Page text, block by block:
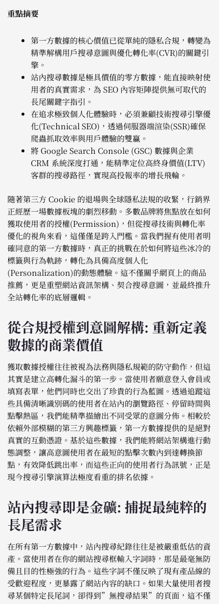
重點摘要
第一方數據的核心價值已從單純的隱私合規，轉變為
精準解構用戶搜尋意圖與優化轉化率(CVR)的關鍵引
擎。
站內搜尋數據是極具價值的零方數據，能直接映射使
用者的真實需求，為 SEO 內容矩陣提供無可取代的
長尾關鍵字指引。
在追求極致個人化體驗時，必須兼顧技術搜尋引擎優
化(Technical SEO)，透過伺服器端渲染(SSR)確保
爬蟲抓取效率與用戶體驗的雙贏。
將 Google Search Console (GSC) 數據與企業
CRM 系統深度打通，能精準定位高終身價值(LTV)
客群的搜尋路徑，實現高投報率的增長飛輪。
隨著第三方 Cookie 的退場與全球隱私法規的收緊，行銷界
正經歷一場數據板塊的劇烈移動。多數品牌將焦點放在如何
獲取使用者的授權(Permission)，但從搜尋技術與轉化率
優化的視角來看，這僅僅是跨入門檻。當我們握有使用者明
確同意的第一方數據時，真正的挑戰在於如何將這些冰冷的
標籤與行為軌跡，轉化為具備高度個人化
(Personalization)的動態體驗。這不僅關乎網頁上的商品
推薦，更是重塑網站資訊架構、契合搜尋意圖，並最終推升
全站轉化率的底層邏輯。
從合規授權到意圖解構: 重新定義
數據的商業價值
獲取數據授權往往被視為法務與隱私規範的防守動作，但這
其實是建立高轉化漏斗的第一步。當使用者願意登入會員或
填寫表單，他們同時也交出了珍貴的行為藍圖。透過追蹤這
些具備清晰識別碼的使用者在站內的瀏覽路徑、停留時間與
點擊熱區，我們能精準描繪出不同受眾的意圖分佈。相較於
依賴外部模糊的第三方興趣標籤，第一方數據提供的是絕對
真實的互動憑證。基於這些數據，我們能將網站架構進行動
態調整，讓高意圖使用者在最短的點擊次數內到達轉換節
點，有效降低跳出率，而這些正向的使用者行為訊號，正是
現今搜尋引擎演算法極度看重的排名依據。
站內搜尋即是金礦: 捕捉最純粹的
長尾需求
在所有第一方數據中，站內搜尋紀錄往往是被嚴重低估的資
產。當使用者在你的網站搜尋框輸入字詞時，那是最毫無防
備且目的性極強的行為。這些字詞不僅反映了現有產品線的
受歡迎程度，更暴露了網站內容的缺口。如果大量使用者搜
尋某個特定長尾詞，卻得到”無搜尋結果”的頁面，這不僅